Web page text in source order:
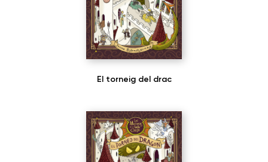
El torneig del drac